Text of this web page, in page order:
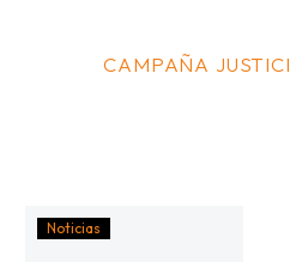
CAMPAÑA
Noticias